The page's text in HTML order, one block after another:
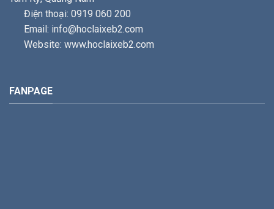
Điện thoại: 0919 060 200
Email: info@hoclaixeb2.com
Website: www.hoclaixeb2.com
FANPAGE